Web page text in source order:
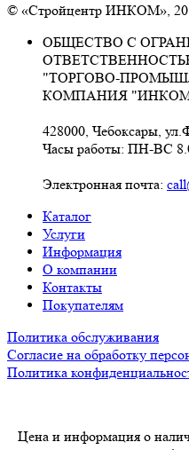
© «Стройцентр ИНКОМ»,
ОБЩЕСТВО С
"ТОРГОВО-
КОМПАНИЯ
428000, Чебоксары,
Часы работы: ПН-ВС
Электронная почта:
Каталог
Услуги
Информация
О компании
Контакты
Покупателям
Политика обслуживания
Согласие на обработку
Политика
Цена и информация о